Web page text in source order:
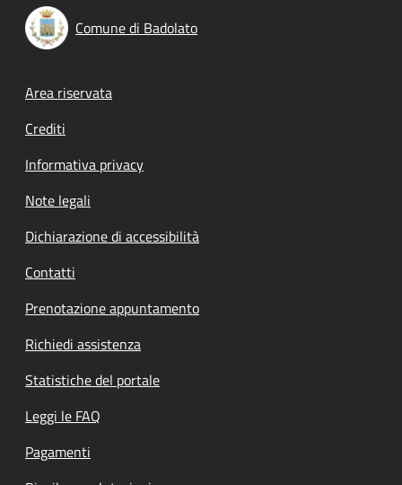
Comune di Badolato
Footer menu
Area riservata
Crediti
Informativa privacy
Note legali
Dichiarazione di accessibilità
Contatti
Prenotazione appuntamento
Richiedi assistenza
Statistiche del portale
Leggi le FAQ
Pagamenti